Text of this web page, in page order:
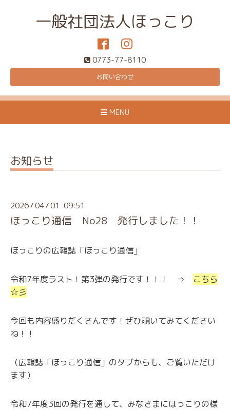
一般社団法人ほっこり
0773-77-8110
お問い合わせ
MENU
お知らせ
2026/04/01 09:51
ほっこり通信 No28 発行しました！！
ほっこりの広報誌「ほっこり通信」
令和7年度ラスト！第3弾の発行です！！！ ⇒ こちら
☆彡
今回も内容盛りだくさんです！ぜひ覗いてみてください
ね！！
（広報誌「ほっこり通信」のタブからも、ご覧いただけ
ます）
令和7年度3回の発行を通して、みなさまにほっこりの様